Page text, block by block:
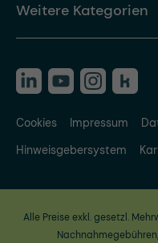
Weitere Kategorien
Cookies Impressum
Hinweisgebersystem
Alle Preise exkl. gesetzl.